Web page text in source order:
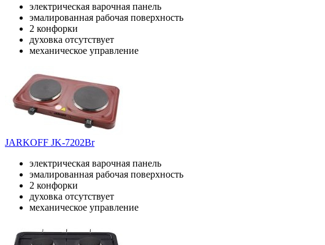
электрическая варочная панель
эмалированная рабочая поверхность
2 конфорки
духовка отсутствует
механическое управление
JARKOFF JK-7202Br
электрическая варочная панель
эмалированная рабочая поверхность
2 конфорки
духовка отсутствует
механическое управление